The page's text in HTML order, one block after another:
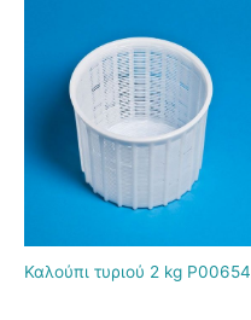
Καλούπι τυριού 2 kg P00654